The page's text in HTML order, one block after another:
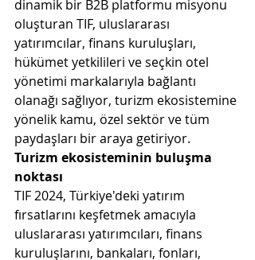
dinamik bir B2B platformu misyonu
oluşturan TIF, uluslararası
yatırımcılar, finans kuruluşları,
hükümet yetkilileri ve seçkin otel
yönetimi markalarıyla bağlantı
olanağı sağlıyor, turizm ekosistemine
yönelik kamu, özel sektör ve tüm
paydaşları bir araya getiriyor.
Turizm ekosisteminin buluşma
noktası
TIF 2024, Türkiye'deki yatırım
fırsatlarını keşfetmek amacıyla
uluslararası yatırımcıları, finans
kuruluşlarını, bankaları, fonları,